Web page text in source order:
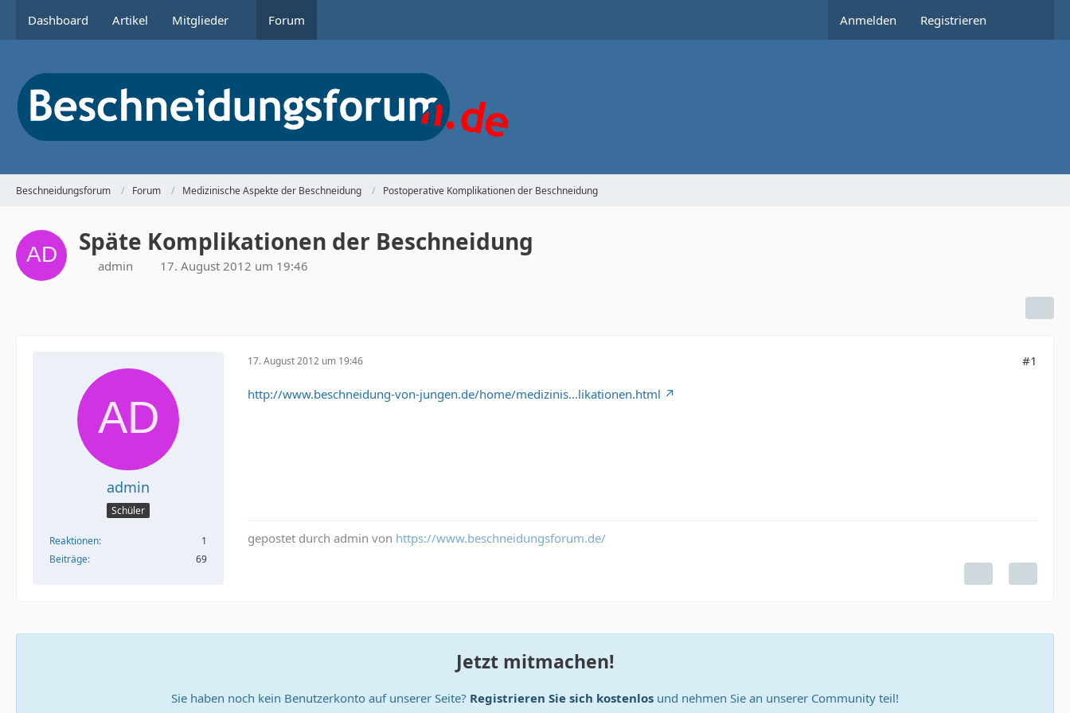
Dashboard Artikel Mitglieder Forum Anmelden Registrieren
Beschneidungsforum Forum Medizinische Aspekte der Beschneidung Postoperative Komplikationen der Beschneidung
Späte Komplikationen der Beschneidung
admin 17. August 2012 um 19:46
admin
Schüler
Reaktionen
1
Beiträge
69
17. August 2012 um 19:46 #1
http://www.beschneidung-von-jungen.de/home/medizinis…likationen.html
gepostet durch admin von https://www.beschneidungsforum.de/
Jetzt mitmachen!
Sie haben noch kein Benutzerkonto auf unserer Seite? Registrieren Sie sich kostenlos und nehmen Sie an unserer Community teil!